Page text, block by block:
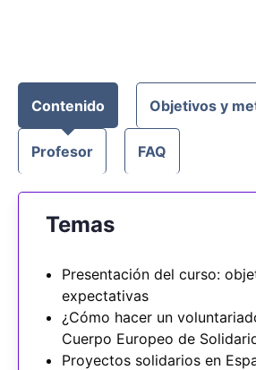
Contenido Objetivos y
Profesor FAQ
Temas
Presentación del curso:
expectativas
¿Cómo hacer un
Cuerpo Europeo de
Proyectos solidarios en